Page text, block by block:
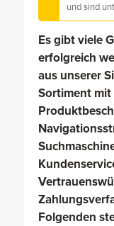
und sind
Es gibt viele
erfolgreich
aus unserer
Sortiment mit
Folgenden